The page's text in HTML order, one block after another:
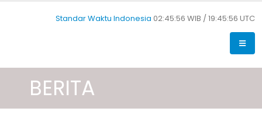
Standar Waktu Indonesia 02:45:57 WIB /19:45:57 UTC
BERITA